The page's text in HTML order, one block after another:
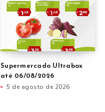
Supermercado Ultrabox
até 06/08/2026
5 de agosto de 2026